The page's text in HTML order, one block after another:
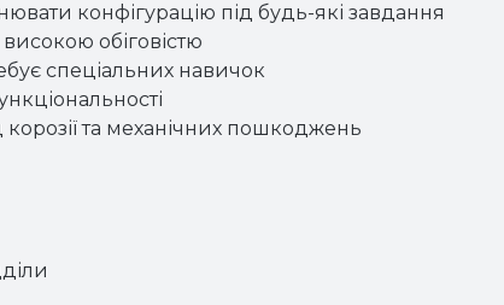
конфігурацію під будь-які завдання
обіговістю
спеціальних навичок
та механічних пошкоджень